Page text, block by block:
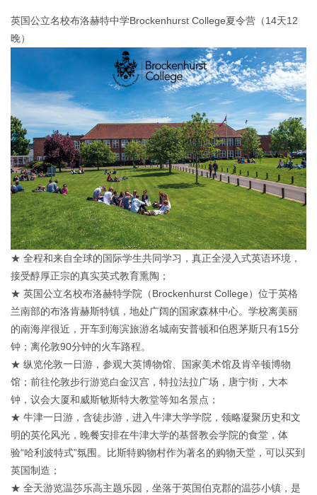
英国公立名校布洛赫特中学Brockenhurst College夏令营（14天12
晚）
★ 全程和来自全球的国际学生共同学习，真正全浸入式英语环境，
接受醇厚正宗的真实英式教育熏陶；
★ 英国公立名校布洛赫特学院（Brockenhurst College）位于英格
兰南部的布洛肯赫斯特镇，地处广阔的国家森林中心。学校离美丽
的南海岸很近，开车到海滨旅游名城南安普顿和伯恩茅斯只有15分
钟；离伦敦90分钟的火车路程。
★ 纵览伦敦一日游，参观大英博物馆、国家美术馆及肯辛顿博物
馆；前往伦敦步行游览白金汉宫，特拉法拉广场，唐宁街，大本
钟，议会大厦和威斯敏斯特大教堂等知名景点；
★ 牛津一日游，含徒步游，进入牛津大学学院，领略凝聚历史和文
明的英伦风光，晚餐安排在牛津大学的基督教会学院的食堂，体
验“哈利波特式”氛围。比斯特购物村作为著名的购物天堂，可以买到
英国制造；
★ 全天游览温莎乐高主题乐园，坐落于英国伯克郡的温莎小镇，是